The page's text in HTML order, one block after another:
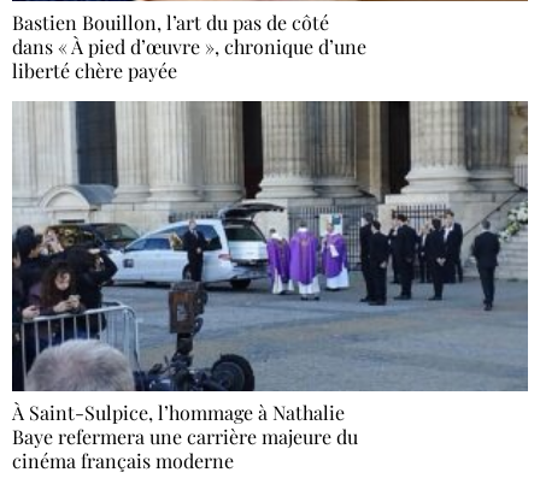
Bastien Bouillon, l’art du pas de côté
dans « À pied d’œuvre », chronique d’une
liberté chère payée
À Saint-Sulpice, l’hommage à Nathalie
Baye refermera une carrière majeure du
cinéma français moderne